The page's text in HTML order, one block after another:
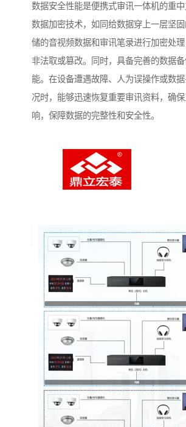
数据安全性能是便携式审讯一体机的重
数据加密技术，如同给数据穿上一层坚
储的音视频数据和审讯笔录进行加密处
非法取或篡改。同时，具备完善的数据
能。在设备遭遇故障、人为误操作或数
况时，能够迅速恢复重要审讯资料，确
响，保障数据的完整性和安全性。